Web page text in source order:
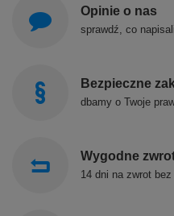
Opinie o nas
sprawdź, co
Bezpieczne
dbamy o Twoje
Wygodne
14 dni na zwrot